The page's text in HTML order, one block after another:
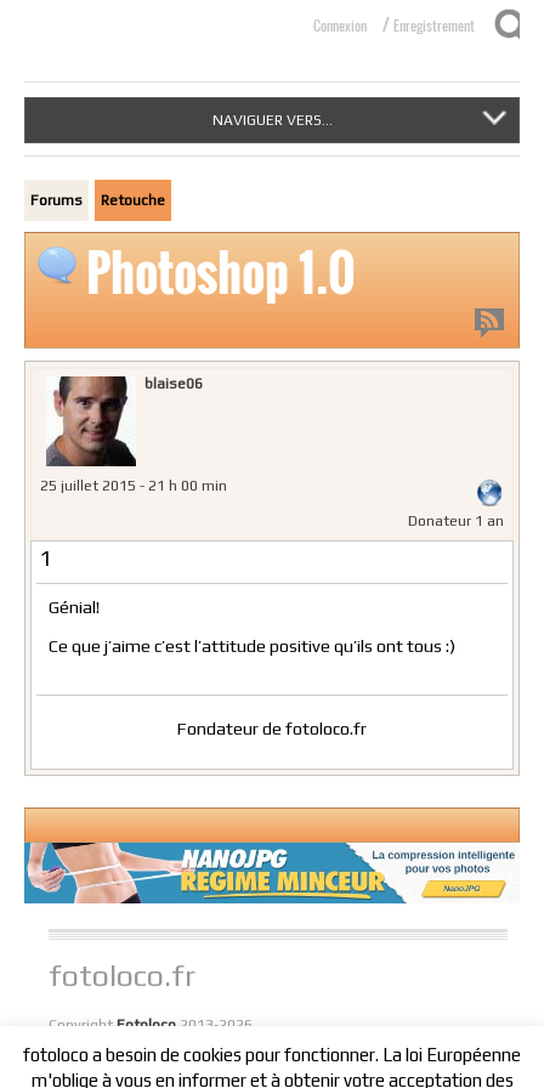
Connexion / Enregistrement
NAVIGUER VERS...
Forums Retouche
Photoshop 1.0
blaise06
25 juillet 2015 - 21 h 00 min
Donateur 1 an
1
Génial!
Ce que j’aime c’est l’attitude positive qu’ils ont tous :)
Fondateur de fotoloco.fr
fotoloco.fr
Copyright Fotoloco 2013-2026
// // // // Contactez-moi //
fotoloco a besoin de cookies pour fonctionner. La loi Européenne
m'oblige à vous en informer et à obtenir votre acceptation des